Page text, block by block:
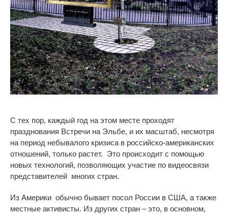
С тех пор, каждый год на этом месте проходят
празднования Встречи на Эльбе, и их масштаб, несмотря
на период небывалого кризиса в российско-американских
отношений, только растет. Это происходит с помощью
новых технологий, позволяющих участие по видеосвязи
представителей многих стран.
Из Америки обычно бывает посол России в США, а также
местные активисты. Из других стран – это, в основном,